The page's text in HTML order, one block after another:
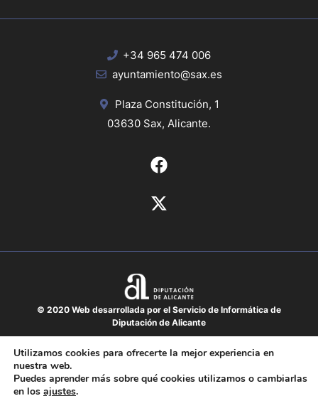
+34 965 474 006
ayuntamiento@sax.es
Plaza Constitución, 1
03630 Sax, Alicante.
© 2020 Web desarrollada por el Servicio de Informática de
Diputación de Alicante
Aviso legal
Política de cookies
Utilizamos cookies para ofrecerte la mejor experiencia en
nuestra web.
Puedes aprender más sobre qué cookies utilizamos o cambiarlas
en los ajustes.